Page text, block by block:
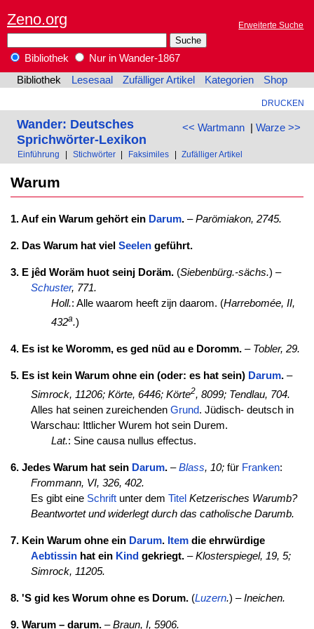
Zeno.org Erweiterte Suche
Bibliothek
Nur in Wander-1867
Bibliothek
Lesesaal Zufälliger Artikel Kategorien Shop
DRUCKEN
<< Wartmann| Warze >>
Wander: Deutsches
Sprichwörter-Lexikon
Einführung Stichwörter Faksimiles Zufälliger Artikel
Warum
1. Auf ein Warum gehört ein Darum.–Parömiakon, 2745.
2. Das Warum hat viel Seelengeführt.
3. E jêd Woräm huot seinj Doräm.(Siebenbürg.-sächs.) –
Schuster, 771.
Holl.: Alle waarom heeft zijn daarom. (Harrebomée, II,
432a.)
4. Es ist ke Woromm, es ged nüd au e Doromm.–Tobler, 29.
5. Es ist kein Warum ohne ein (oder: es hat sein) Darum.–
Simrock, 11206; Körte, 6446; Körte2, 8099; Tendlau, 704.
Alles hat seinen zureichenden Grund. Jüdisch- deutsch in
Warschau: Ittlicher Wurem hot sein Durem.
Lat.: Sine causa nullus effectus.
6. Jedes Warum hat sein Darum.–Blass, 10;für Franken:
Frommann, VI, 326, 402.
Es gibt eine Schriftunter dem Titel Ketzerisches Warumb?
Beantwortet und widerlegt durch das catholische Darumb.
7. Kein Warum ohne ein Darum. Itemdie ehrwürdige
Aebtissinhat ein Kind gekriegt.–Klosterspiegel, 19, 5;
Simrock, 11205.
8. 'S gid kes Worum ohne es Dorum.(Luzern.) –Ineichen.
9. Warum – darum.–Braun, I, 5906.